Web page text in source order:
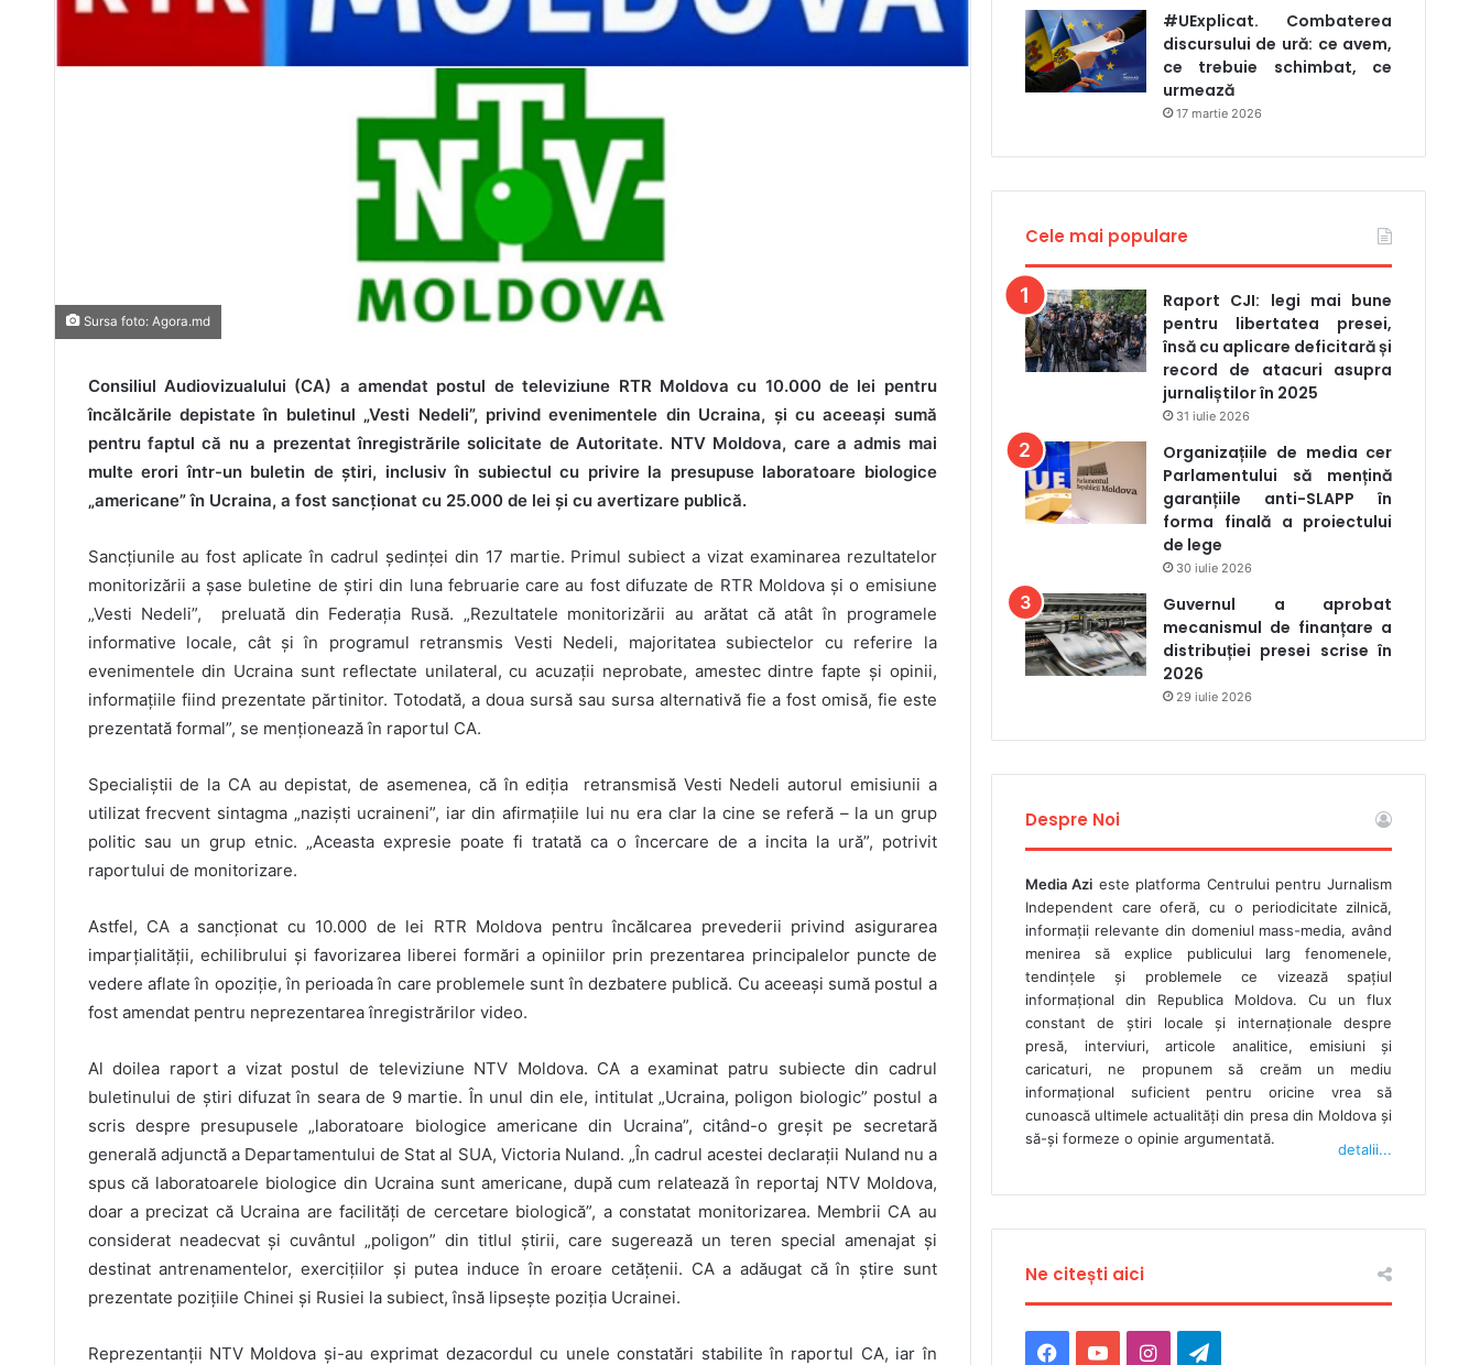
Sursa foto: Agora.md
Consiliul Audiovizualului (CA) a amendat postul de televiziune RTR Moldova cu 10.000 de lei pentru
încălcările depistate în buletinul „Vesti Nedeli”, privind evenimentele din Ucraina, și cu aceeași sumă
pentru faptul că nu a prezentat înregistrările solicitate de Autoritate. NTV Moldova, care a admis mai
multe erori într-un buletin de știri, inclusiv în subiectul cu privire la presupuse laboratoare biologice
„americane” în Ucraina, a fost sancționat cu 25.000 de lei și cu avertizare publică.
Sancțiunile au fost aplicate în cadrul ședinței din 17 martie. Primul subiect a vizat examinarea rezultatelor
monitorizării a șase buletine de știri din luna februarie care au fost difuzate de RTR Moldova și o emisiune
„Vesti Nedeli”, preluată din Federația Rusă. „Rezultatele monitorizării au arătat că atât în programele
informative locale, cât și în programul retransmis Vesti Nedeli, majoritatea subiectelor cu referire la
evenimentele din Ucraina sunt reflectate unilateral, cu acuzații neprobate, amestec dintre fapte și opinii,
informațiile fiind prezentate părtinitor. Totodată, a doua sursă sau sursa alternativă fie a fost omisă, fie este
prezentată formal”, se menționează în raportul CA.
Specialiștii de la CA au depistat, de asemenea, că în ediția retransmisă Vesti Nedeli autorul emisiunii a
utilizat frecvent sintagma „naziști ucraineni”, iar din afirmațiile lui nu era clar la cine se referă – la un grup
politic sau un grup etnic. „Aceasta expresie poate fi tratată ca o încercare de a incita la ură”, potrivit
raportului de monitorizare.
Astfel, CA a sancționat cu 10.000 de lei RTR Moldova pentru încălcarea prevederii privind asigurarea
imparțialității, echilibrului şi favorizarea liberei formări a opiniilor prin prezentarea principalelor puncte de
vedere aflate în opoziţie, în perioada în care problemele sunt în dezbatere publică. Cu aceeași sumă postul a
fost amendat pentru neprezentarea înregistrărilor video.
Al doilea raport a vizat postul de televiziune NTV Moldova. CA a examinat patru subiecte din cadrul
buletinului de știri difuzat în seara de 9 martie. În unul din ele, intitulat „Ucraina, poligon biologic” postul a
scris despre presupusele „laboratoare biologice americane din Ucraina”, citând-o greșit pe secretară
generală adjunctă a Departamentului de Stat al SUA, Victoria Nuland. „În cadrul acestei declarații Nuland nu a
spus că laboratoarele biologice din Ucraina sunt americane, după cum relatează în reportaj NTV Moldova,
doar a precizat că Ucraina are facilități de cercetare biologică”, a constatat monitorizarea. Membrii CA au
considerat neadecvat și cuvântul „poligon” din titlul știrii, care sugerează un teren special amenajat și
destinat antrenamentelor, exercițiilor și putea induce în eroare cetățenii. CA a adăugat că în știre sunt
prezentate pozițiile Chinei și Rusiei la subiect, însă lipsește poziția Ucrainei.
Reprezentanții NTV Moldova și-au exprimat dezacordul cu unele constatări stabilite în raportul CA, iar în
#UExplicat. Combaterea
discursului de ură: ce avem,
ce trebuie schimbat, ce
urmează
17 martie 2026
Cele mai populare
Raport CJI: legi mai bune
pentru libertatea presei,
însă cu aplicare deficitară și
record de atacuri asupra
jurnaliștilor în 2025
31 iulie 2026
Organizațiile de media cer
Parlamentului să mențină
garanțiile anti-SLAPP în
forma finală a proiectului
de lege
30 iulie 2026
Guvernul a aprobat
mecanismul de finanțare a
distribuției presei scrise în
2026
29 iulie 2026
Despre Noi
Media Azi este platforma Centrului pentru Jurnalism
Independent care oferă, cu o periodicitate zilnică,
informații relevante din domeniul mass-media, având
menirea să explice publicului larg fenomenele,
tendințele și problemele ce vizează spațiul
informațional din Republica Moldova. Cu un flux
constant de ştiri locale şi internaţionale despre
presă, interviuri, articole analitice, emisiuni și
caricaturi, ne propunem să creăm un mediu
informaţional suficient pentru oricine vrea să
cunoască ultimele actualităţi din presa din Moldova şi
să-şi formeze o opinie argumentată.
detalii...
Ne citești aici
Facebook
YouTubeInstagramTelegram